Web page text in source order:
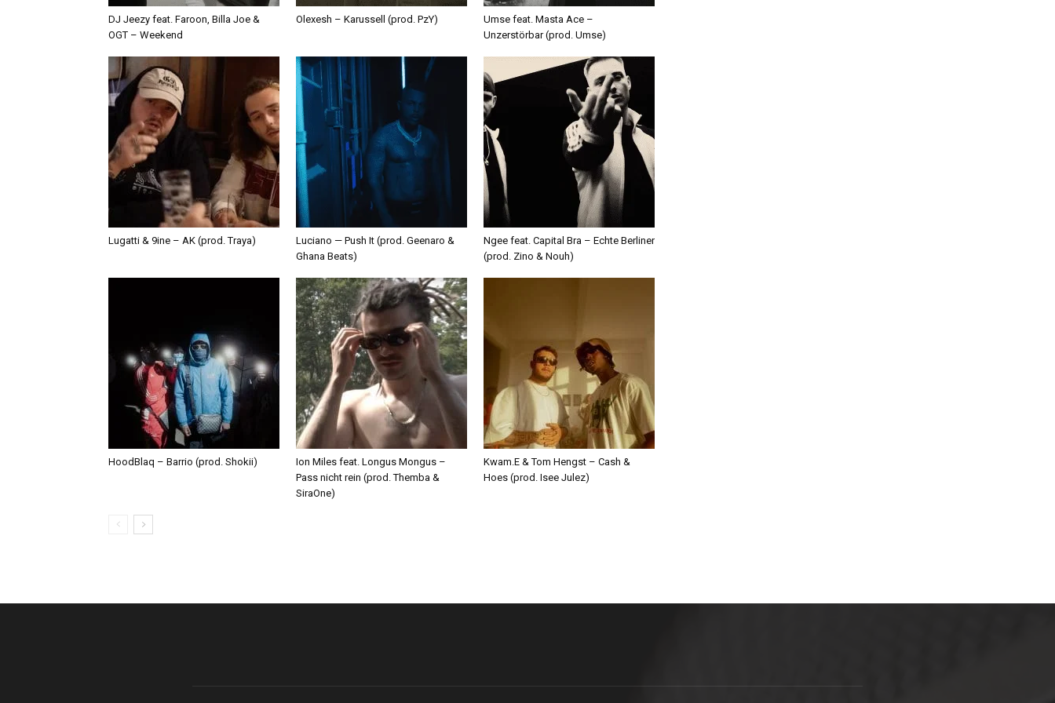
DJ Jeezy feat. Faroon, Billa Joe &
OGT – Weekend
Olexesh – Karussell (prod. PzY)
Umse feat. Masta Ace –
Unzerstörbar (prod. Umse)
Lugatti & 9ine – AK (prod. Traya)
Luciano — Push It (prod. Geenaro &
Ghana Beats)
Ngee feat. Capital Bra – Echte Berliner
(prod. Zino & Nouh)
HoodBlaq – Barrio (prod. Shokii)
Ion Miles feat. Longus Mongus –
Pass nicht rein (prod. Themba &
SiraOne)
Kwam.E & Tom Hengst – Cash &
Hoes (prod. Isee Julez)